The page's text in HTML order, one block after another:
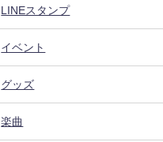
LINEスタンプ
イベント
グッズ
楽曲